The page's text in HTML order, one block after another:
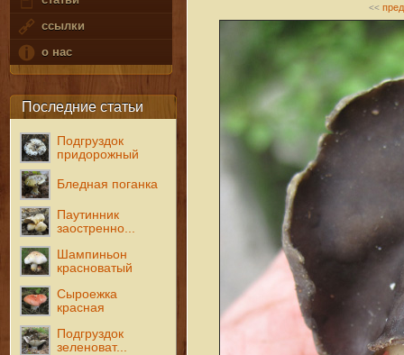
ссылки
о нас
Последние статьи
Подгруздок
придорожный
Бледная поганка
Паутинник
заостренно...
Шампиньон
красноватый
Сыроежка
красная
Подгруздок
зеленоват...
<<